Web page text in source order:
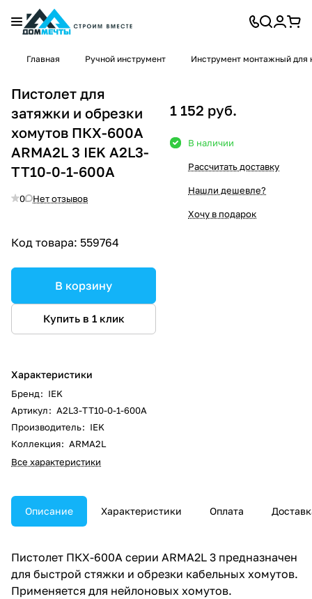
Главная Ручной инструмент Инструмент монтажный для
Пистолет для
затяжки и обрезки
хомутов ПКХ-600A
ARMA2L 3 IEK A2L3-
TT10-0-1-600A
0 Нет отзывов
Код товара: 559764
В корзину
Купить в 1 клик
Характеристики
Бренд: IEK
Артикул: A2L3-TT10-0-1-600A
Производитель: IEK
Коллекция: ARMA2L
Все характеристики
1 152 руб.
В наличии
Рассчитать доставку
Нашли дешевле?
Хочу в подарок
Описание Характеристики Оплата
Пистолет ПКХ-600A серии ARMA2L 3 предназначен
для быстрой стяжки и обрезки кабельных хомутов.
Применяется для нейлоновых хомутов.